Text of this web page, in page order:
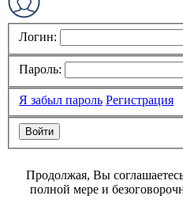
Логин:
Пароль:
Я забыл пароль Регистрация
Продолжая, Вы
полной мере и